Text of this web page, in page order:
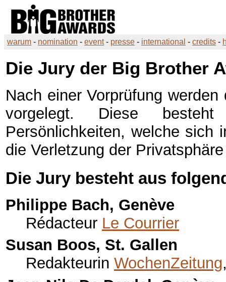
warum - nomination - event- presse - international - credits -
Die Jury der Big Brother
Nach einer Vorprüfung
vorgelegt. Diese
Persönlichkeiten, welche sich
die Verletzung der
Die Jury besteht aus
Philippe Bach, Genève
Rédacteur Le Courrier
Susan Boos, St. Gallen
Redakteurin WochenZeitung